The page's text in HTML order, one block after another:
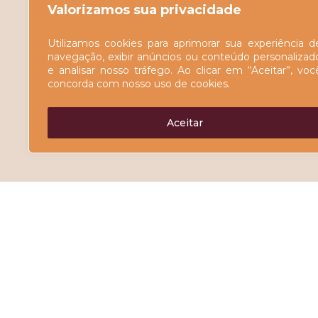
Valorizamos sua privacidade
Utilizamos cookies para aprimorar sua experiência
navegação, exibir anúncios ou conteúdo
e analisar nosso tráfego. Ao clicar em “Aceitar”,
concorda com nosso uso de cookies.
Aceitar